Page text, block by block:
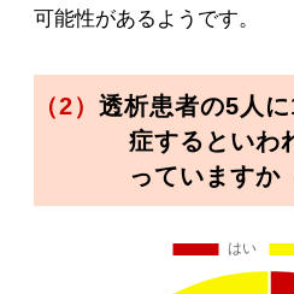
可能性があるようです。
（2）透析患者の5人
症するといわ
っていますか